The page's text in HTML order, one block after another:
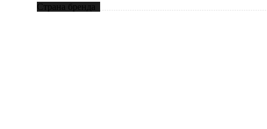
Страна бренда